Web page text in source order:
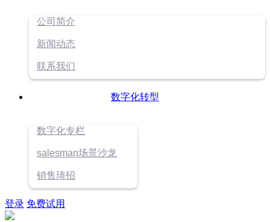
公司简介
新闻动态
联系我们
数字化转型
数字化专栏
salesman场景沙龙
销售琦招
登录 免费试用